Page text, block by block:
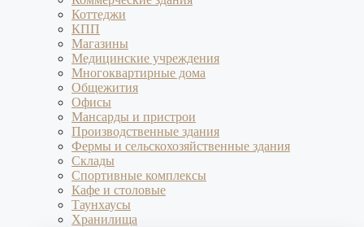
Коттеджи
КПП
Магазины
Медицинские учреждения
Многоквартирные дома
Общежития
Офисы
Мансарды и пристрои
Производственные здания
Фермы и сельскохозяйственные здания
Склады
Спортивные комплексы
Кафе и столовые
Таунхаусы
Хранилища